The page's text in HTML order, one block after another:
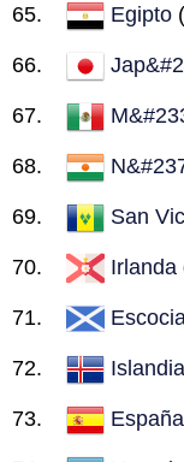
Egipto
San
Irlanda
Islandia
España